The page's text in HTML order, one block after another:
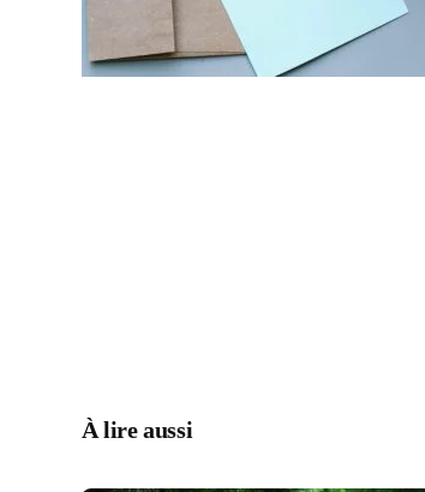
À lire aussi